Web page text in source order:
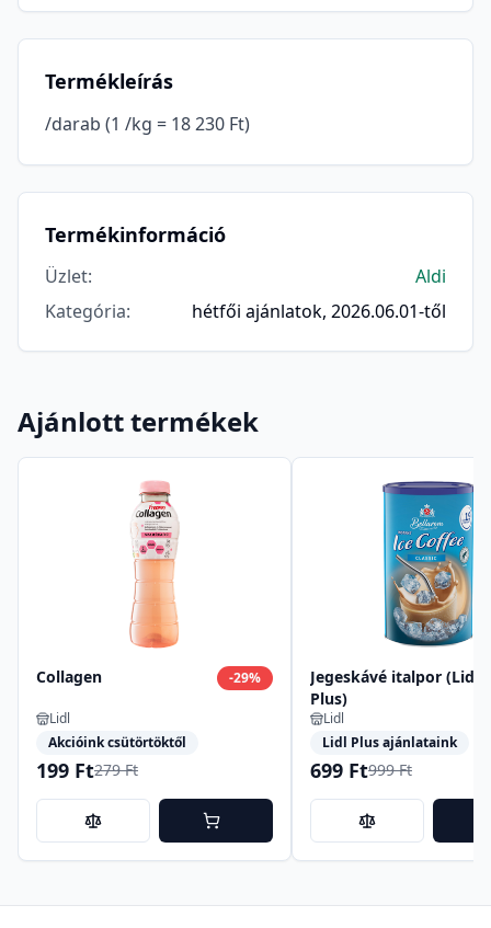
Termékleírás
/darab (1 /kg = 18 230 Ft)
Termékinformáció
Üzlet:
Aldi
Kategória: hétfői ajánlatok, 2026.06.01-től
Ajánlott termékek
Collagen -29%
Lidl
Akcióink csütörtöktől
199 Ft279 Ft
Jegeskávé italpor (Lidl
Plus)
Lidl
Lidl Plus ajánlataink
699 Ft999 Ft